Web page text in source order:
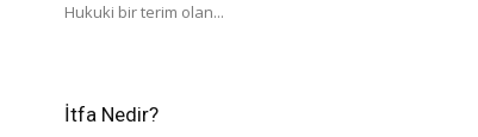
Hukuki bir terim olan...
İtfa Nedir?